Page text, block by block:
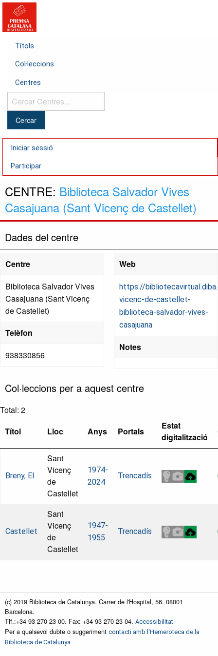
Títols
Col·leccions
Centres
Cercar
Centres...
Iniciar sessió
Participar
CENTRE: Biblioteca Salvador Vives
Casajuana (Sant Vicenç de Castellet)
Dades del centre
Centre
Biblioteca Salvador Vives
Casajuana (Sant Vicenç
de Castellet)
Telèfon
938330856
Web
https://
vicenc-de-castellet-
biblioteca-salvador-vives-
casajuana
Notes
Col·leccions per a aquest centre
Total: 2
Títol
Lloc Anys Portals
Estat
digitalització
Breny, El
Sant
Vicenç
de
Castellet
1974-
2024
Trencadís
Castellet
Sant
Vicenç
de
Castellet
1947-
1955
Trencadís
(c) 2019 Biblioteca de Catalunya. Carrer de l'Hospital, 56. 08001
Barcelona.
Tlf.:+34 93 270 23 00. Fax: +34 93 270 23 04. Accessibilitat
Per a qualsevol dubte o suggeriment contacti amb l'Hemeroteca de la
Biblioteca de Catalunya